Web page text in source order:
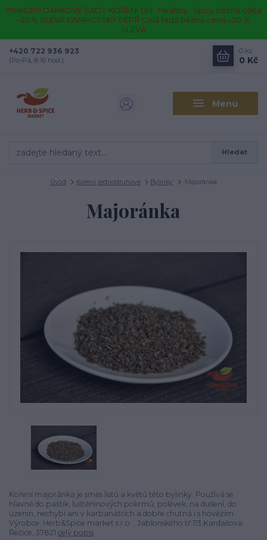
!!!!AKCE!!!! DÁRKOVÉ SADY KOŘENÍ Gril · Healthy · Spicy běžná cena
–25 % SLEVA KAMPOTSKÝ PEPŘ Celá řada běžná cena –20 %
SLEVA
Menu
Hledat
+420 722 936 923
(Po-Pá, 8-16 hod.)
0 ks
0 Kč
Úvod Koření jednodruhové Bylinky Majoránka
Majoránka
Koření majoránka je směs listů a květů této bylinky. Používá se
hlavně do paštik, luštěninových pokrmů, polévek, na dušení, do
uzenin, nechybí ani v karbanátcích a dobře chutná i s hovězím.
Výrobce: Herb&Spice market s.r.o. , Jablonského tř.113,Kardašova
Řečice, 37821 celý popis